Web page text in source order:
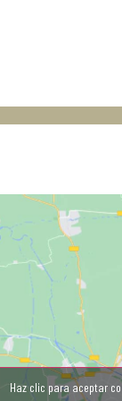
Haz clic para aceptar